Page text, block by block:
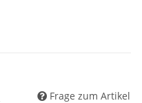
Frage zum Artikel